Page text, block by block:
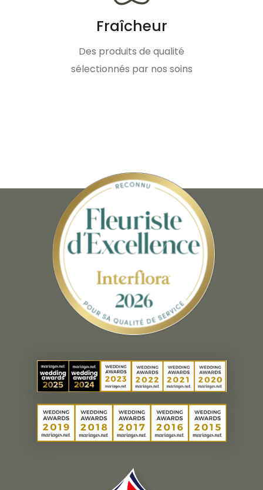
Fraîcheur
Des produits de qualité
sélectionnés par nos soins